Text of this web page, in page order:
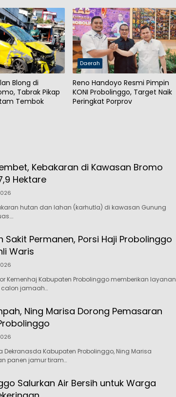
Blong di
Tabrak Pikap
Tembok
Daerah
Reno Handoyo Resmi Pimpin
KONI Probolinggo, Target Naik
Peringkat Porprov
Kebakaran di Kawasan Bromo
Hektare
hutan dan lahan (karhutla) di kawasan Gunung
Permanen, Porsi Haji Probolinggo
Waris
Kemenhaj Kabupaten Probolinggo memberikan layanan
calon jamaah…
Ning Marisa Dorong Pemasaran
Dekranasda Kabupaten Probolinggo, Ning Marisa
panen jamur tiram…
Salurkan Air Bersih untuk Warga